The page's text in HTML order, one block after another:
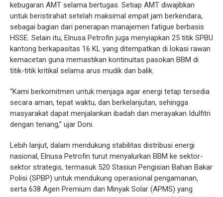
kebugaran AMT selama bertugas. Setiap AMT diwajibkan
untuk beristirahat setelah maksimal empat jam berkendara,
sebagai bagian dari penerapan manajemen fatigue berbasis
HSSE. Selain itu, Elnusa Petrofin juga menyiapkan 25 titik SPBU
kantong berkapasitas 16 KL yang ditempatkan di lokasi rawan
kemacetan guna memastikan kontinuitas pasokan BBM di
titik-titik kritikal selama arus mudik dan balik.
“Kami berkomitmen untuk menjaga agar energi tetap tersedia
secara aman, tepat waktu, dan berkelanjutan, sehingga
masyarakat dapat menjalankan ibadah dan merayakan Idulfitri
dengan tenang,” ujar Doni.
Lebih lanjut, dalam mendukung stabilitas distribusi energi
nasional, Elnusa Petrofin turut menyalurkan BBM ke sektor-
sektor strategis, termasuk 520 Stasiun Pengisian Bahan Bakar
Polisi (SPBP) untuk mendukung operasional pengamanan,
serta 638 Agen Premium dan Minyak Solar (APMS) yang